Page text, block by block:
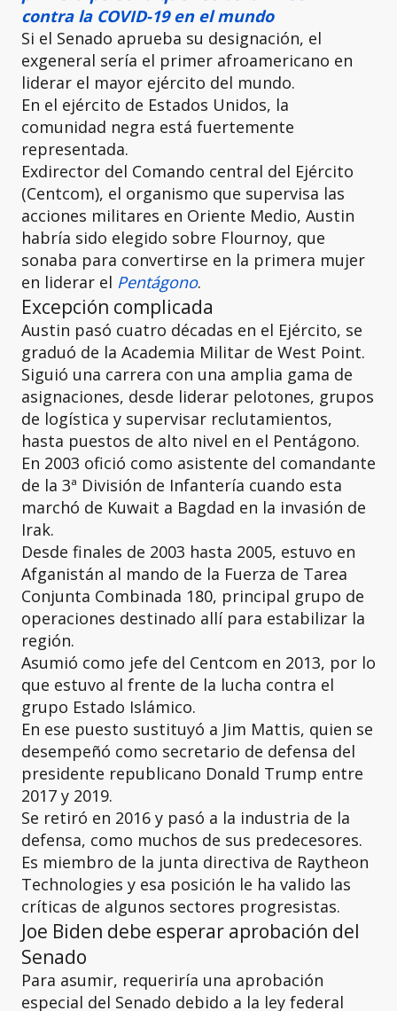
contra la COVID-19 en el mundo
Si el Senado aprueba su designación, el
exgeneral sería el primer afroamericano en
liderar el mayor ejército del mundo.
En el ejército de Estados Unidos, la
comunidad negra está fuertemente
representada.
Exdirector del Comando central del Ejército
(Centcom), el organismo que supervisa las
acciones militares en Oriente Medio, Austin
habría sido elegido sobre Flournoy, que
sonaba para convertirse en la primera mujer
en liderar el Pentágono.
Excepción complicada
Austin pasó cuatro décadas en el Ejército, se
graduó de la Academia Militar de West Point.
Siguió una carrera con una amplia gama de
asignaciones, desde liderar pelotones, grupos
de logística y supervisar reclutamientos,
hasta puestos de alto nivel en el Pentágono.
En 2003 ofició como asistente del comandante
de la 3ª División de Infantería cuando esta
marchó de Kuwait a Bagdad en la invasión de
Irak.
Desde finales de 2003 hasta 2005, estuvo en
Afganistán al mando de la Fuerza de Tarea
Conjunta Combinada 180, principal grupo de
operaciones destinado allí para estabilizar la
región.
Asumió como jefe del Centcom en 2013, por lo
que estuvo al frente de la lucha contra el
grupo Estado Islámico.
En ese puesto sustituyó a Jim Mattis, quien se
desempeñó como secretario de defensa del
presidente republicano Donald Trump entre
2017 y 2019.
Se retiró en 2016 y pasó a la industria de la
defensa, como muchos de sus predecesores.
Es miembro de la junta directiva de Raytheon
Technologies y esa posición le ha valido las
críticas de algunos sectores progresistas.
Joe Biden debe esperar aprobación del
Senado
Para asumir, requeriría una aprobación
especial del Senado debido a la ley federal